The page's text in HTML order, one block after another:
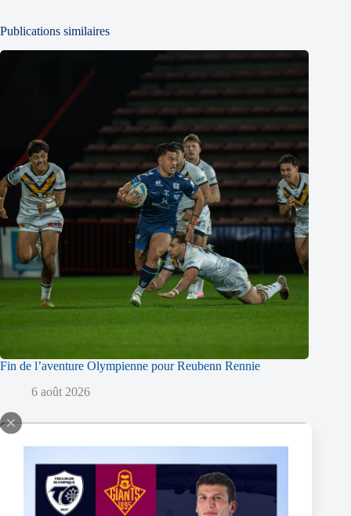
Publications similaires
Fin de l’aventure Olympienne pour Reubenn Rennie
6 août 2026